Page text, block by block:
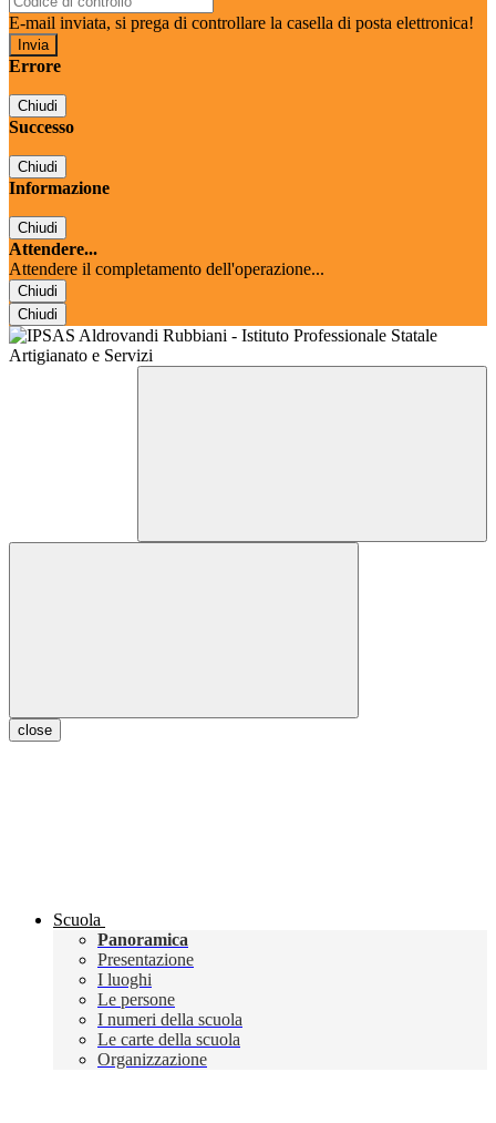
E-mail inviata, si prega di controllare la casella di posta elettronica!
Errore
Chiudi
Successo
Chiudi
Informazione
Chiudi
Attendere...
Attendere il completamento dell'operazione...
Chiudi
Chiudi
close
Scuola
Panoramica
Presentazione
I luoghi
Le persone
I numeri della scuola
Le carte della scuola
Organizzazione